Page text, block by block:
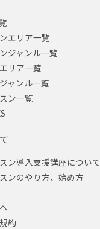
エリア一覧
ジャンル一覧
リア一覧
ャンル一覧
ン一覧
ン導入支援講座について
ンのやり方、始め方
約